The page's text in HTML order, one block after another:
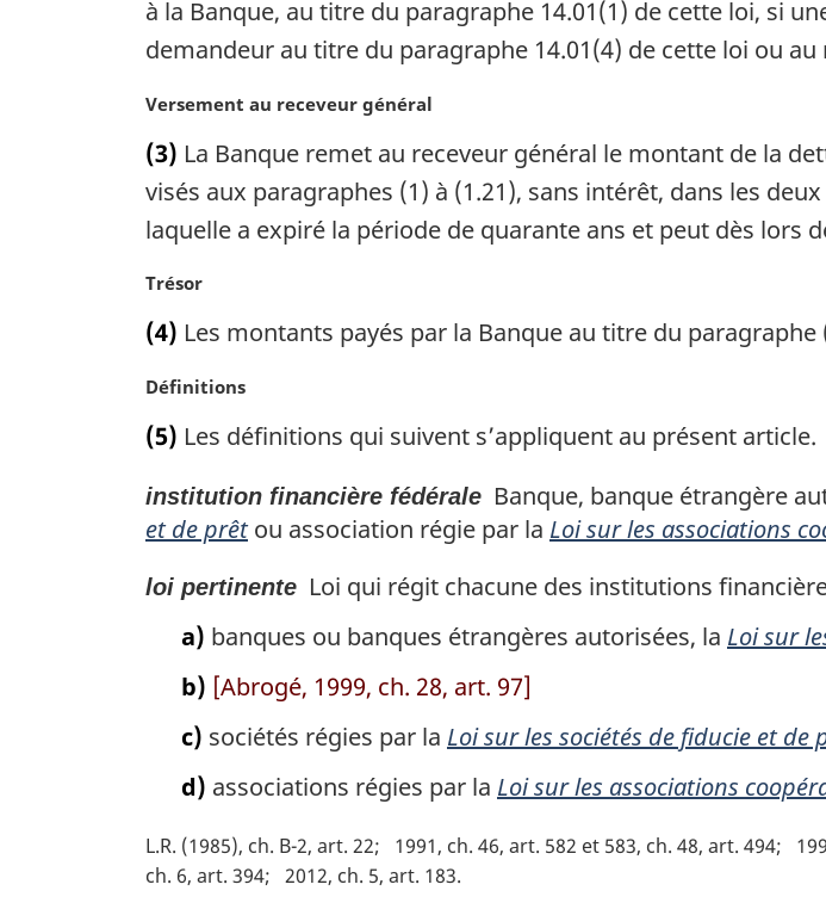
a
r
i
a
l
:
à la Banque, au titre du paragraphe 14.01(1) de cette loi, si
demandeur au titre du paragraphe 14.01(4) de cette loi ou
N
t
e
a
g
i
n
a
e
Versement au receveur général
(3) La Banque remet au receveur général le montant de la
visés aux paragraphes (1) à (1.21), sans intérêt, dans les
laquelle a expiré la période de quarante ans et peut dès lors
N
t
m
a
r
i
n
l
Trésor
(4) Les montants payés par la Banque au titre du paragraphe
N
t
m
a
g
Définitions
(5) Les définitions qui suivent s’appliquent au présent article.
institution financière fédérale Banque, banque étrangère
et de prêtou association régie par la Loi sur les associations
loi pertinente Loi qui régit chacune des institutions
a) banques ou banques étrangères autorisées, la Loi sur
b) [Abrogé, 1999, ch. 28, art. 97]
c) sociétés régies par la Loi sur les sociétés de fiducie et de
d) associations régies par la Loi sur les associations
L.R. (1985), ch. B-2, art. 22 1991, ch. 46, art. 582 et 583, ch. 48, art. 494
ch. 6, art. 394
2012, ch. 5, art. 183